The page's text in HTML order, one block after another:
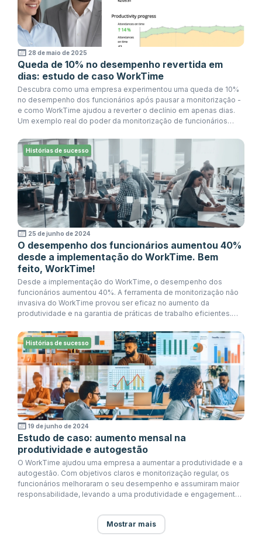
28 de maio de 2025
Queda de 10% no desempenho revertida em
dias: estudo de caso WorkTime
Descubra como uma empresa experimentou uma queda de 10%
no desempenho dos funcionários após pausar a monitorização -
e como WorkTime ajudou a reverter o declínio em apenas dias.
Um exemplo real do poder da monitorização de funcionários
25 de junho de 2024
O desempenho dos funcionários aumentou 40%
desde a implementação do WorkTime. Bem
feito, WorkTime!
Desde a implementação do WorkTime, o desempenho dos
funcionários aumentou 40%. A ferramenta de monitorização não
invasiva do WorkTime provou ser eficaz no aumento da
produtividade e na garantia de práticas de trabalho eficientes.
Histórias de sucesso
19 de junho de 2024
Estudo de caso: aumento mensal na
produtividade e autogestão
O WorkTime ajudou uma empresa a aumentar a produtividade e a
autogestão. Com objetivos claros e monitorização regular, os
funcionários melhoraram o seu desempenho e assumiram maior
responsabilidade, levando a uma produtividade e engagement
Histórias de sucesso
Mostrar mais